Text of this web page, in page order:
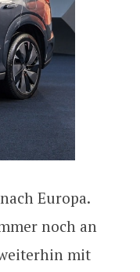
Europa.
noch an
mit